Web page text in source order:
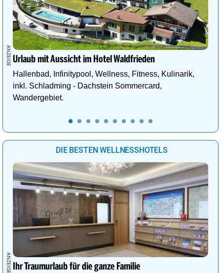
Urlaub mit Aussicht im Hotel Waldfrieden
Hallenbad, Infinitypool, Wellness, Fitness, Kulinarik,
inkl. Schladming - Dachstein Sommercard,
Wandergebiet.
DIE BESTEN WELLNESSHOTELS
Ihr Traumurlaub für die ganze Familie